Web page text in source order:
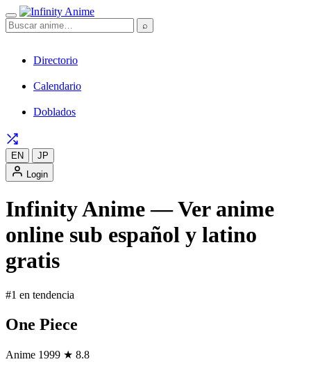
⌕
Directorio
Calendario
Doblados
EN
JP
Login
Infinity Anime — Ver anime
online sub español y latino
gratis
#1 en tendencia
One Piece
Anime 1999 ★ 8.8